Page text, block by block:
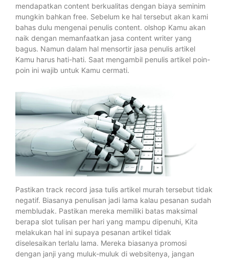
mendapatkan content berkualitas dengan biaya seminim
mungkin bahkan free. Sebelum ke hal tersebut akan kami
bahas dulu mengenai penulis content. olshop Kamu akan
naik dengan memanfaatkan jasa content writer yang
bagus. Namun dalam hal mensortir jasa penulis artikel
Kamu harus hati-hati. Saat mengambil penulis artikel poin-
poin ini wajib untuk Kamu cermati.
Pastikan track record jasa tulis artikel murah tersebut tidak
negatif. Biasanya penulisan jadi lama kalau pesanan sudah
membludak. Pastikan mereka memiliki batas maksimal
berapa slot tulisan per hari yang mampu dipenuhi, Kita
melakukan hal ini supaya pesanan artikel tidak
diselesaikan terlalu lama. Mereka biasanya promosi
dengan janji yang muluk-muluk di websitenya, jangan